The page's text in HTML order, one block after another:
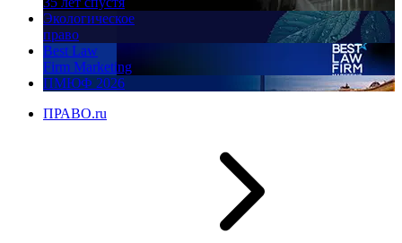
Экологическое
право
Best Law
Firm Marketing
ПМЮФ 2026
ПРАВО.ru